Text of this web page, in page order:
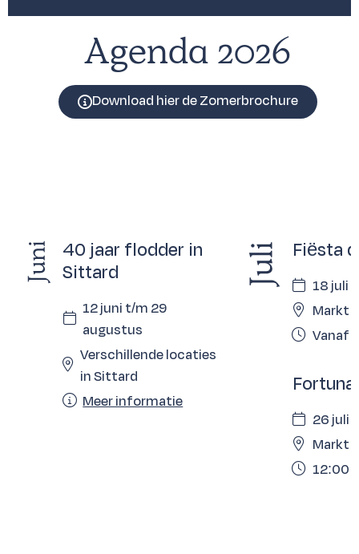
Agenda 2026
Download hier de Zomerbrochure
40 jaar flodder in
Sittard
12 juni t/m 29
augustus
Verschillende locaties
in Sittard
Meer informatie
Fiësta
18 juli
Markt
Vanaf
26 juli
Markt
12:00